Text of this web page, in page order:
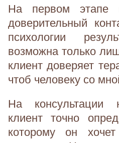
На первом этапе
доверительный
психологии
возможна только
клиент доверяет
чтоб человеку со
На консультации
клиент точно
которому он